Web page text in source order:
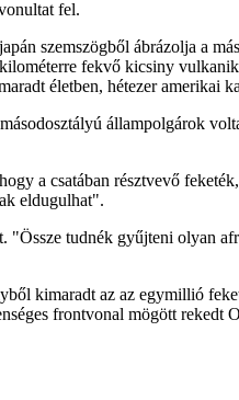
fel.
szemszögből ábrázolja a
fekvő kicsiny
életben, hétezer amerikai
állampolgárok
a csatában résztvevő
eldugulhat".
tudnék gyűjteni olyan
kimaradt az az egymillió
frontvonal mögött rekedt